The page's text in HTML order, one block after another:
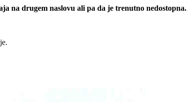
na drugem naslovu ali pa da je trenutno nedostopna.